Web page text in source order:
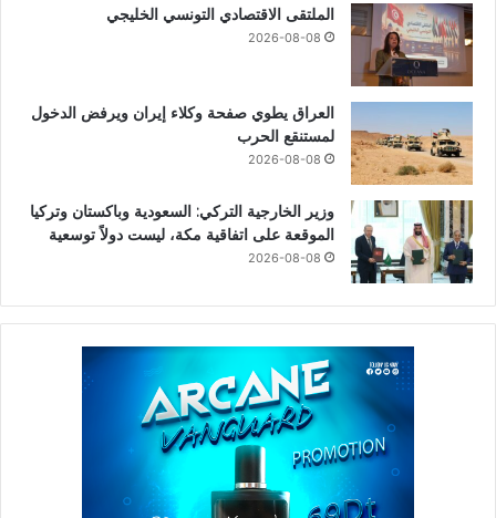
الملتقى الاقتصادي التونسي الخليجي
2026-08-08
العراق يطوي صفحة وكلاء إيران ويرفض الدخول
لمستنقع الحرب
2026-08-08
وزير الخارجية التركي: السعودية وباكستان وتركيا
الموقعة على اتفاقية مكة، ليست دولاً توسعية
2026-08-08